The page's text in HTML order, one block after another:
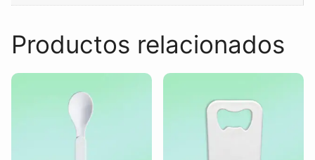
Productos relacionados